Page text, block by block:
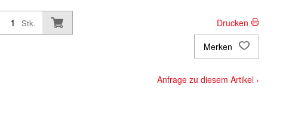
Stk.
Drucken
Merken
Anfrage zu diesem Artikel ›